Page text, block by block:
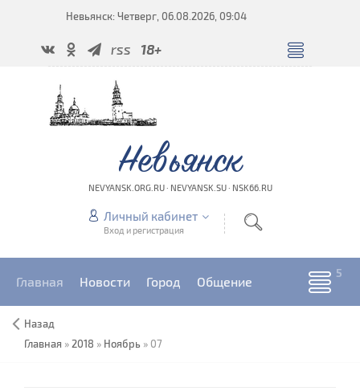
Невьянск: Четверг, 06.08.2026, 09:04
rss 18+
Невьянск
NEVYANSK.ORG.RU · NEVYANSK.SU · NSK66.RU
Личный кабинет
Вход и регистрация
Главная Новости Город Общение
Назад
Главная » 2018 » Ноябрь » 07